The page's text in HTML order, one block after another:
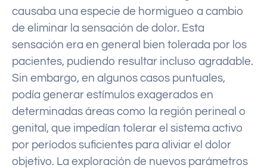
causaba una especie de hormigueo a cambio
de eliminar la sensación de dolor. Esta
sensación era en general bien tolerada por los
pacientes, pudiendo resultar incluso agradable.
Sin embargo, en algunos casos puntuales,
podía generar estímulos exagerados en
determinadas áreas como la región perineal o
genital, que impedían tolerar el sistema activo
por períodos suficientes para aliviar el dolor
objetivo. La exploración de nuevos parámetros